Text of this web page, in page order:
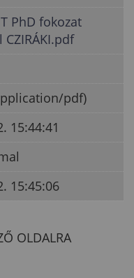
PhD fokozat
pdf)
15:44:41
15:45:06